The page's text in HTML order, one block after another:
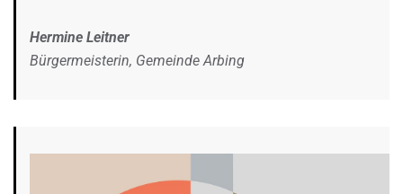
Hermine Leitner
Bürgermeisterin, Gemeinde Arbing